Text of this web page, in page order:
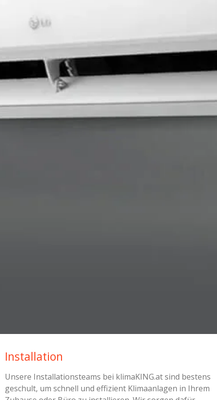
Installation
Unsere Installationsteams bei klimaKING.at sind bestens
geschult, um schnell und effizient Klimaanlagen in Ihrem